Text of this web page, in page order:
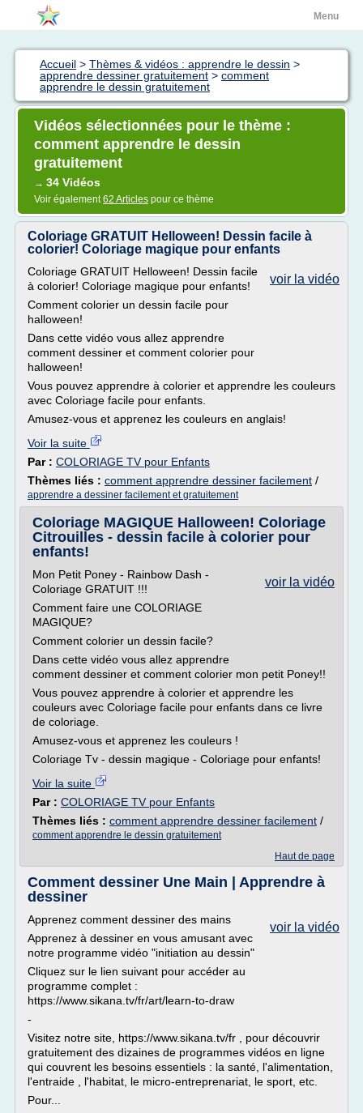
Menu
Accueil > Thèmes & vidéos : apprendre le dessin >
apprendre dessiner gratuitement > comment
apprendre le dessin gratuitement
Vidéos sélectionnées pour le thème :
comment apprendre le dessin
gratuitement
→ 34 Vidéos
Voir également62 Articles pour ce thème
Coloriage GRATUIT Helloween! Dessin facile à
colorier! Coloriage magique pour enfants
voir la vidéo
Coloriage GRATUIT Helloween! Dessin facile
à colorier! Coloriage magique pour enfants!
Comment colorier un dessin facile pour
halloween!
Dans cette vidéo vous allez apprendre
comment dessiner et comment colorier pour
halloween!
Vous pouvez apprendre à colorier et apprendre les couleurs
avec Coloriage facile pour enfants.
Amusez-vous et apprenez les couleurs en anglais!
Voir la suite
Par : COLORIAGE TV pour Enfants
Thèmes liés : comment apprendre dessiner facilement /
apprendre a dessiner facilement et gratuitement
Coloriage MAGIQUE Halloween! Coloriage
Citrouilles - dessin facile à colorier pour
enfants!
voir la vidéo
Mon Petit Poney - Rainbow Dash -
Coloriage GRATUIT !!!
Comment faire une COLORIAGE
MAGIQUE?
Comment colorier un dessin facile?
Dans cette vidéo vous allez apprendre
comment dessiner et comment colorier mon petit Poney!!
Vous pouvez apprendre à colorier et apprendre les
couleurs avec Coloriage facile pour enfants dans ce livre
de coloriage.
Amusez-vous et apprenez les couleurs !
Coloriage Tv - dessin magique - Coloriage pour enfants!
Voir la suite
Par : COLORIAGE TV pour Enfants
Thèmes liés : comment apprendre dessiner facilement /
comment apprendre le dessin gratuitement
Haut de page
Comment dessiner Une Main | Apprendre à
dessiner
voir la vidéo
Apprenez comment dessiner des mains
Apprenez à dessiner en vous amusant avec
notre programme vidéo "initiation au dessin"
Cliquez sur le lien suivant pour accéder au
programme complet :
https://www.sikana.tv/fr/art/learn-to-draw
-
Visitez notre site, https://www.sikana.tv/fr , pour découvrir
gratuitement des dizaines de programmes vidéos en ligne
qui couvrent les besoins essentiels : la santé, l'alimentation,
l'entraide , l'habitat, le micro-entreprenariat, le sport, etc.
Pour...